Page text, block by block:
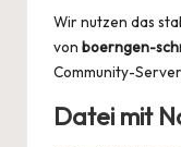
Wir nutzen das
von boerngen-
Community-
Datei mit